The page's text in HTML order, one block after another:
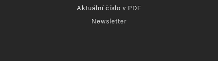
Aktuální číslo v PDF
Newsletter